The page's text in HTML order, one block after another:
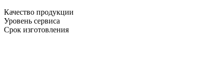
Качество продукции
Уровень сервиса
Срок изготовления